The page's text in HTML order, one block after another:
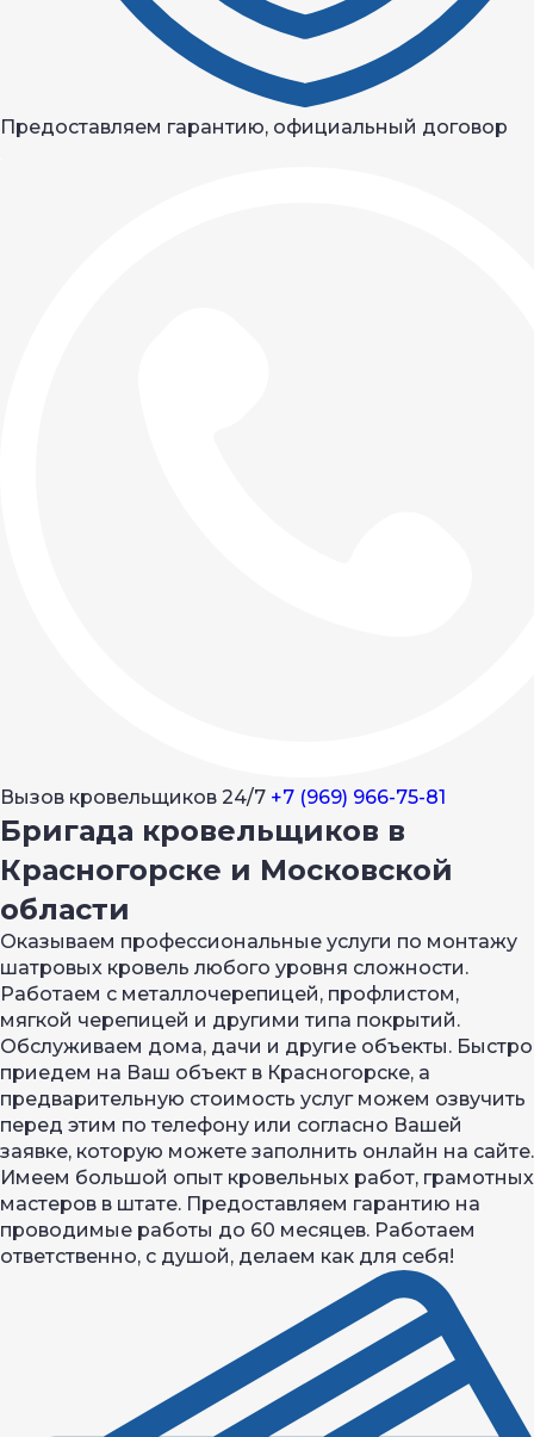
Предоставляем гарантию, официальный договор
Вызов кровельщиков 24/7 +7 (969) 966-75-81
Бригада кровельщиков в
Красногорске и Московской
области
Оказываем профессиональные услуги по монтажу
шатровых кровель любого уровня сложности.
Работаем с металлочерепицей, профлистом,
мягкой черепицей и другими типа покрытий.
Обслуживаем дома, дачи и другие объекты. Быстро
приедем на Ваш объект в Красногорске, а
предварительную стоимость услуг можем озвучить
перед этим по телефону или согласно Вашей
заявке, которую можете заполнить онлайн на сайте.
Имеем большой опыт кровельных работ, грамотных
мастеров в штате. Предоставляем гарантию на
проводимые работы до 60 месяцев. Работаем
ответственно, с душой, делаем как для себя!